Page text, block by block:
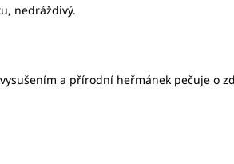
nedráždivý.
a přírodní heřmánek pečuje o